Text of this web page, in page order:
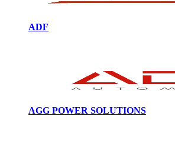
ADF
AGG POWER SOLUTIONS